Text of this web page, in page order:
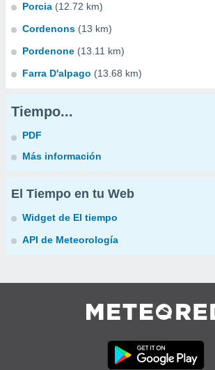
Porcia (12.72 km)
Cordenons (13 km)
Pordenone (13.11 km)
Farra D'alpago (13.68 km)
Tiempo...
PDF
Más información
El Tiempo en tu Web
Widget de El tiempo
API de Meteorología